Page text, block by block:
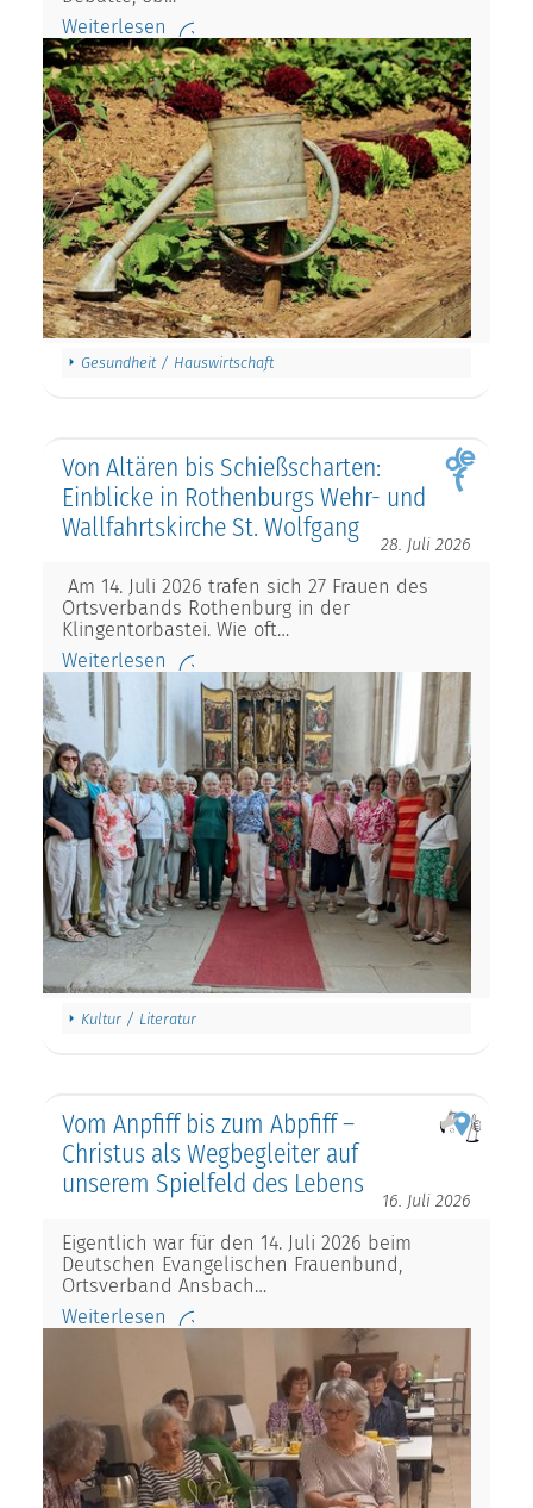
Weiterlesen
Gesundheit / Hauswirtschaft
Von Altären bis Schießscharten:
Einblicke in Rothenburgs Wehr- und
Wallfahrtskirche St. Wolfgang
28. Juli 2026
Am 14. Juli 2026 trafen sich 27 Frauen des
Ortsverbands Rothenburg in der
Klingentorbastei. Wie oft…
Weiterlesen
Kultur / Literatur
Vom Anpfiff bis zum Abpfiff –
Christus als Wegbegleiter auf
unserem Spielfeld des Lebens
16. Juli 2026
Eigentlich war für den 14. Juli 2026 beim
Deutschen Evangelischen Frauenbund,
Ortsverband Ansbach…
Weiterlesen